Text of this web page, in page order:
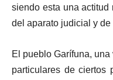
siendo esta una actitud
del aparato judicial y
El pueblo Garífuna,
particulares de ciertos